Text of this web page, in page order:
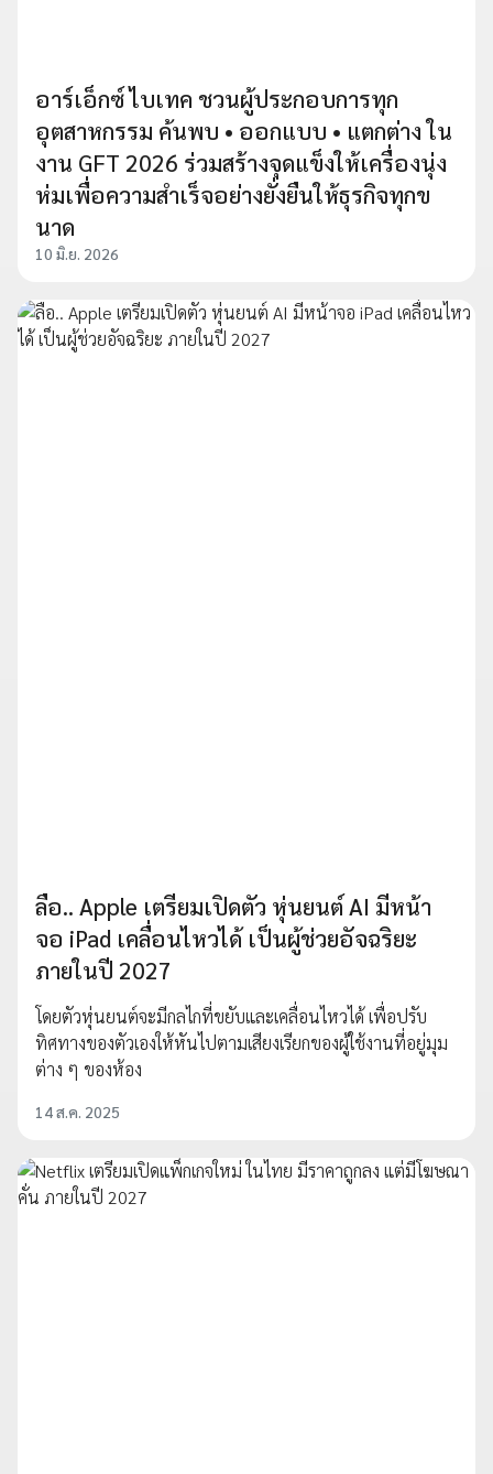
อาร์เอ็กซ์ ไบเทค ชวนผู้ประกอบการทุก
อุตสาหกรรม ค้นพบ • ออกแบบ • แตกต่าง ใน
งาน GFT 2026 ร่วมสร้างจุดแข็งให้เครื่องนุ่ง
ห่มเพื่อความสำเร็จอย่างยั่งยืนให้ธุรกิจทุกข
นาด
10 มิ.ย. 2026
ลือ.. Apple เตรียมเปิดตัว หุ่นยนต์ AI มีหน้า
จอ iPad เคลื่อนไหวได้ เป็นผู้ช่วยอัจฉริยะ
ภายในปี 2027
โดยตัวหุ่นยนต์จะมีกลไกที่ขยับและเคลื่อนไหวได้ เพื่อปรับ
ทิศทางของตัวเองให้หันไปตามเสียงเรียกของผู้ใช้งานที่อยู่มุม
ต่าง ๆ ของห้อง
14 ส.ค. 2025